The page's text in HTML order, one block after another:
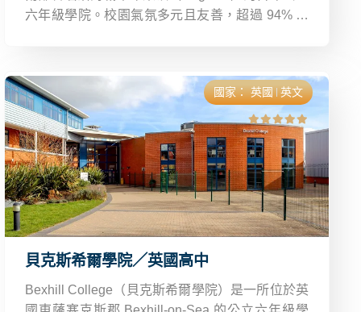
六年級學院。校園氣氛多元且友善，超過 94% 羅
國家： 英國 英文
貝克斯希爾學院／英國高中
Bexhill College（貝克斯希爾學院）是一所位於英